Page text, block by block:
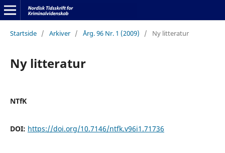
Startside / Arkiver / Årg. 96 Nr. 1 (2009) / Ny litteratur
Ny litteratur
NTfK
DOI: https://doi.org/10.7146/ntfk.v96i1.71736